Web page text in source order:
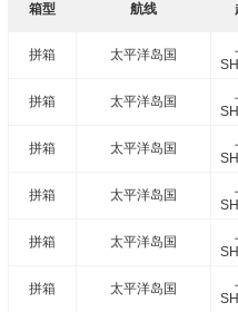
箱型 航线
拼箱 太平洋岛国
拼箱 太平洋岛国
拼箱 太平洋岛国
拼箱 太平洋岛国
拼箱 太平洋岛国
拼箱 太平洋岛国